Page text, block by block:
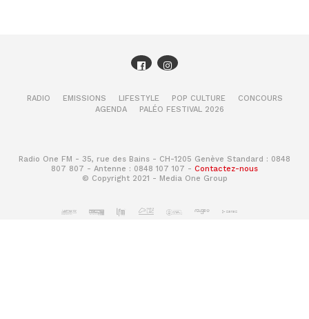
RADIO EMISSIONS LIFESTYLE POP CULTURE
CONCOURS
AGENDA
PALÉO FESTIVAL 2026
Radio One FM - 35, rue des Bains - CH-1205 Genève Standard : 0848
807 807 - Antenne : 0848 107 107 - Contactez-nous
© Copyright 2021 - Media One Group